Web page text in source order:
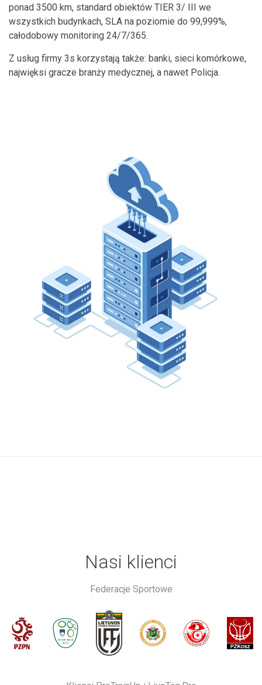
ponad 3500 km, standard obiektów TIER 3/ III we
wszystkich budynkach, SLA na poziomie do 99,999%,
całodobowy monitoring 24/7/365.
Z usług firmy 3s korzystają także: banki, sieci komórkowe,
najwięksi gracze branży medycznej, a nawet Policja.
Nasi klienci
Federacje Sportowe